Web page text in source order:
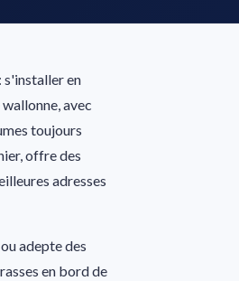
s'installer en
avec
toujours
offre des
adresses
adepte des
en bord de